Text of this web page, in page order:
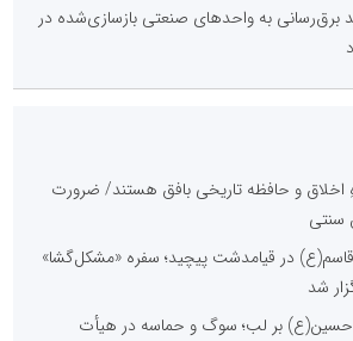
برق‌رسانی به واحدهای صنعتی بازسازی‌شده در
اخلاق و حافظه تاریخی بافق هستند/ ضرورت
سنتی
در قیامدشت پیچید؛ سفره «مشکل‌گشا»
شد
بر لب؛ سوگ و حماسه در هیأت